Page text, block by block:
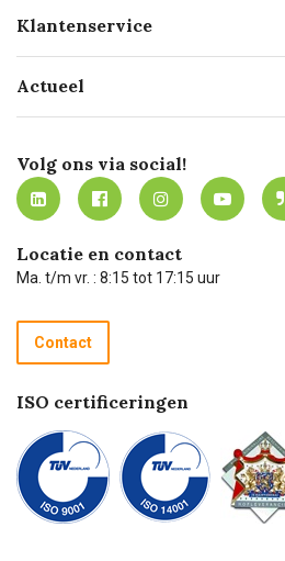
Geschiedenis
Missie
Werken bij Carel Lurvink
MVO
Klantenservice
Bezorgen
Mijn Carel Lurvink
Mijn Carel Lurvink instructievideo's
Carel Lurvink App
Hulp op afstand
Technische dienst
Recycle programma
Betalen
Actueel
Innovation LAB
Tevreden klanten
Carel Lurvink Blog
Carel de podcast
Volg ons via social!
Locatie en contact
Ma. t/m vr. : 8:15 tot 17:15 uur
Contact
ISO certificeringen